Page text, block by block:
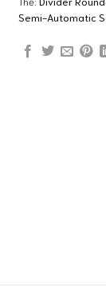
Semi-Automatic